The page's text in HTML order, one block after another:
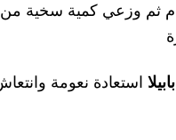
وزعي كمية سخية من
بابيلا استعادة نعومة